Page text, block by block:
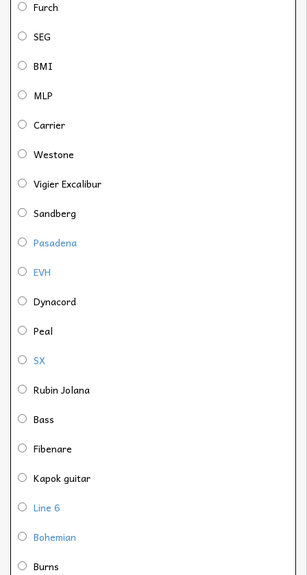
Furch
SEG
BMI
MLP
Carrier
Westone
Vigier Excalibur
Sandberg
Pasadena
EVH
Dynacord
Peal
SX
Rubin Jolana
Bass
Fibenare
Kapok guitar
Line 6
Bohemian
Burns